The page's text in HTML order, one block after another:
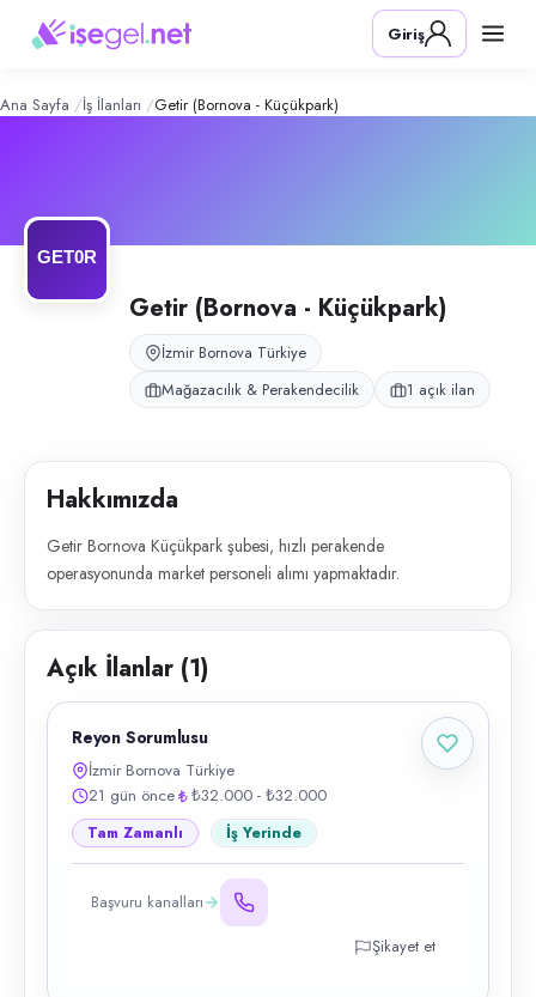
(Bornova - Küçükpark)–
Konum:
Getir Bornova Küçükpark şubesi, hızlı perakende operasyonunda
Giriş
Ana Sayfa İş İlanları Getir (Bornova - Küçükpark)
Getir (Bornova - Küçükpark)
İzmir Bornova Türkiye
Mağazacılık & Perakendecilik
1 açık ilan
Hakkımızda
Getir Bornova Küçükpark şubesi, hızlı perakende
operasyonunda market personeli alımı yapmaktadır.
Açık İlanlar (1)
Reyon Sorumlusu
İzmir Bornova Türkiye
21 gün önce
₺32.000 - ₺32.000
Tam Zamanlı İş Yerinde
Başvuru kanalları
Şikayet et